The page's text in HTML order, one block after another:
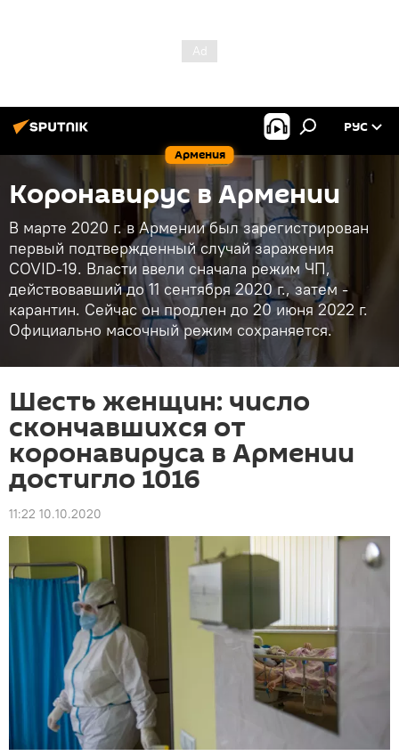
Армения
РУС
Коронавирус в Армении
В марте 2020 г. в Армении был зарегистрирован
первый подтвержденный случай заражения
COVID-19. Власти ввели сначала режим ЧП,
действовавший до 11 сентября 2020 г., затем -
карантин. Сейчас он продлен до 20 июня 2022 г.
Официально масочный режим сохраняется.
Шесть женщин: число
скончавшихся от
коронавируса в Армении
достигло 1016
11:22 10.10.2020